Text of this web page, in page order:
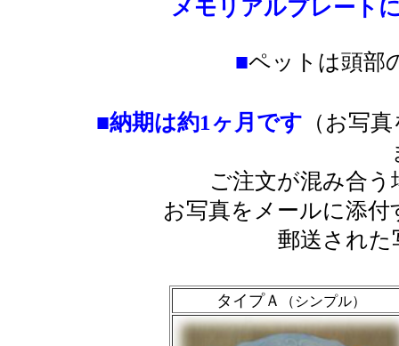
メモリアルプレート
■ペットは頭部
■納期は約1ヶ月です （お写
ご注文が混み合
お写真をメールに添
郵送された
タイプＡ （シンプル）